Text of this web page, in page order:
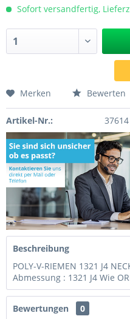
Sofort versandfertig,
Merken Bewerten
Artikel-Nr.: 37614
Beschreibung
POLY-V-RIEMEN 1321 J4
Abmessung : 1321 J4 Wie
Bewertungen
0